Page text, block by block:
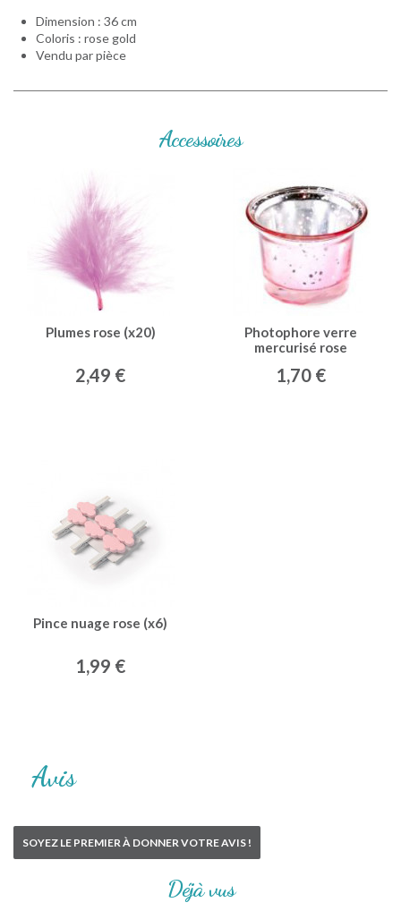
Dimension : 36 cm
Coloris : rose gold
Vendu par pièce
Accessoires
Plumes rose (x20)
2,49 €
Photophore verre
mercurisé rose
1,70 €
Pince nuage rose (x6)
1,99 €
Avis
SOYEZ LE PREMIER À DONNER VOTRE AVIS !
Déjà vus